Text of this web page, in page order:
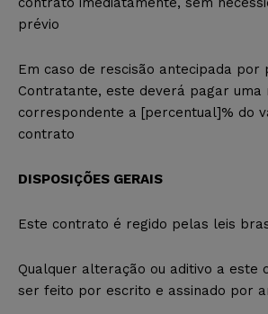
prévio
Em caso de rescisão antecipada por
Contratante, este deverá pagar uma
correspondente a [percentual]% do
contrato
DISPOSIÇÕES GERAIS
Este contrato é regido pelas leis
Qualquer alteração ou aditivo a este
ser feito por escrito e assinado por